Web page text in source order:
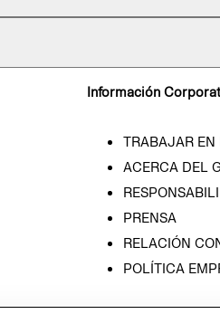
Información
TRABAJAR EN
ACERCA DEL
PRENSA
RELACIÓN
POLÍTICA